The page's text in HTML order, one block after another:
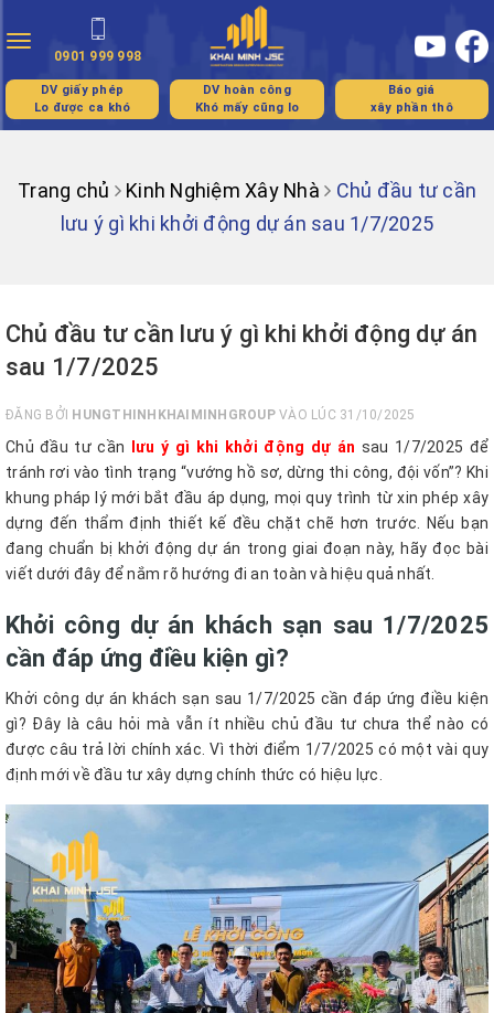
Toggle
navigation
0901 999 998
DV giấy phép
Lo được ca khó
DV hoàn công
Khó mấy cũng lo
Báo giá
xây phần thô
Trang chủ Kinh Nghiệm Xây Nhà
Chủ đầu tư cần
lưu ý gì khi khởi động dự án sau 1/7/2025
Chủ đầu tư cần lưu ý gì khi khởi động dự án
sau 1/7/2025
ĐĂNG BỞI HUNGTHINHKHAIMINHGROUPVÀO LÚC 31/10/2025
Chủ đầu tư cần lưu ý gì khi khởi động dự án sau 1/7/2025 để
tránh rơi vào tình trạng “vướng hồ sơ, dừng thi công, đội vốn”? Khi
khung pháp lý mới bắt đầu áp dụng, mọi quy trình từ xin phép xây
dựng đến thẩm định thiết kế đều chặt chẽ hơn trước. Nếu bạn
đang chuẩn bị khởi động dự án trong giai đoạn này, hãy đọc bài
viết dưới đây để nắm rõ hướng đi an toàn và hiệu quả nhất.
Khởi công dự án khách sạn sau 1/7/2025
cần đáp ứng điều kiện gì?
Khởi công dự án khách sạn sau 1/7/2025 cần đáp ứng điều kiện
gì? Đây là câu hỏi mà vẫn ít nhiều chủ đầu tư chưa thể nào có
được câu trả lời chính xác. Vì thời điểm 1/7/2025 có một vài quy
định mới về đầu tư xây dựng chính thức có hiệu lực.